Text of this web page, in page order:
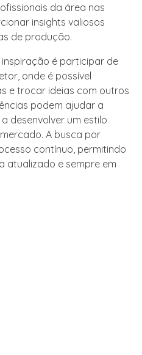
da área nas
insights valiosos
de produção.
é participar de
onde é possível
e trocar ideias com outros
podem ajudar a
desenvolver um estilo
A busca por
contínuo, permitindo
atualizado e sempre em